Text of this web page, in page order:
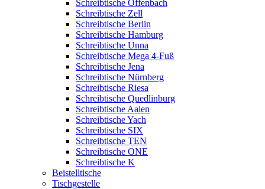
Schreibtische Offenbach
Schreibtische Zell
Schreibtische Berlin
Schreibtische Hamburg
Schreibtische Unna
Schreibtische Mega 4-Fuß
Schreibtische Jena
Schreibtische Nürnberg
Schreibtische Riesa
Schreibtische Quedlinburg
Schreibtische Aalen
Schreibtische Yach
Schreibtische SIX
Schreibtische TEN
Schreibtische ONE
Schreibtische K
Beistelltische
Tischgestelle